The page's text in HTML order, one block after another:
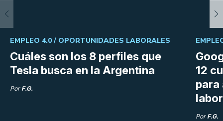
Cuáles son los 8 perfiles que
Tesla busca en la Argentina
EMPLEO 4.0 / OPORTUNIDADES LABORALES
Por F.G.
12
para
Por F.G.